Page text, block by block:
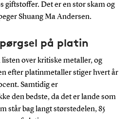
giftstoffer. Det er en stor skam og
Shuang Ma Andersen.
på platin
over kritiske metaller, og
efter platinmetaller stiger hvert år
Samtidig er
den bedste, da det er lande som
står bag langt størstedelen, 85